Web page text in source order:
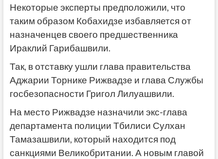
Некоторые эксперты предположили, что
таким образом Кобахидзе избавляется от
назначенцев своего предшественника
Ираклий Гарибашвили.
Так, в отставку ушли глава правительства
Аджарии Торнике Рижвадзе и глава Службы
госбезопасности Григол Лилуашвили.
На место Рижвадзе назначили экс-глава
департамента полиции Тбилиси Сулхан
Тамазашвили, который находится под
санкциями Великобритании. А новым главой